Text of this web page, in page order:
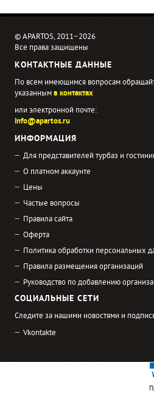
© APARTOS, 2011−2026
Все права защищены
КОНТАКТНЫЕ ДАННЫЕ
По всем имеющимся вопросам
указаннымв контактах
или электронной почте:
info@apartos.ru
ИНФОРМАЦИЯ
Для представителей турбаз и
О платном аккаунте
Цены
Частые вопросы
Правила сайта
Оферта
Политика обработки персональных
Правила размещения организаций
Руководство по добавлению
СОЦИАЛЬНЫЕ СЕТИ
Следите за нашими новостями и
Vkontakte